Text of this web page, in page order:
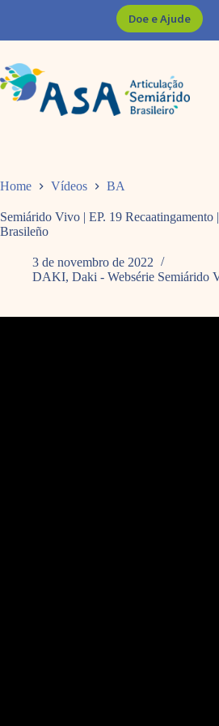
Doe e Ajude
Home Vídeos BA
Semiárido Vivo | EP. 19 Recaatingamento
Brasileño
3 de novembro de 2022
DAKI, Daki - Websérie Semiárido